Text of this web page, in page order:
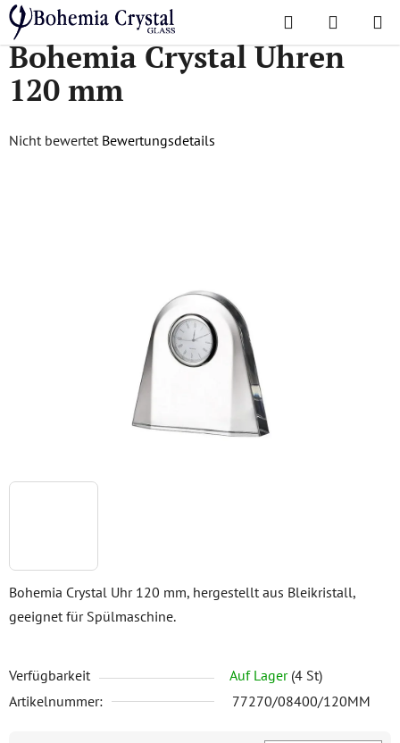
Zum
Inhalt
springen
Suchen
Startseite
/ Accessoires Kristalluhren Bohemia Crystal Uhren 120 mm
Bohemia Crystal Uhr 120 mm, hergestellt aus Bleikristall,
geeignet für Spülmaschine.
Verfügbarkeit Auf Lager (4 St)
Artikelnummer:
77270/08400/120MM
Bohemia Crystal Uhren
120 mm
Die
Nicht bewertet Bewertungsdetails